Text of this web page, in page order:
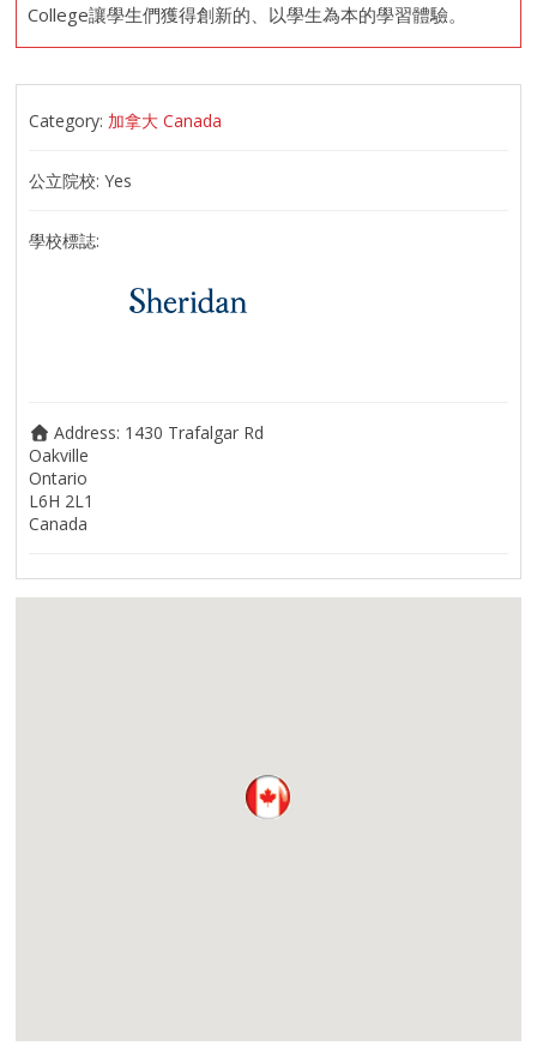
College讓學生們獲得創新的、以學生為本的學習體驗。
Category: 加拿大 Canada
公立院校:Yes
學校標誌:
Address: 1430 Trafalgar Rd
Oakville
Ontario
L6H 2L1
Canada